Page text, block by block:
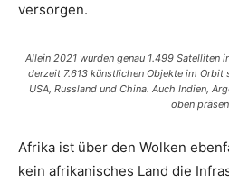
versorgen.
Allein 2021 wurden genau 1.499 Satelliten
derzeit 7.613 künstlichen Objekte im Orbit
USA, Russland und China. Auch Indien,
oben
Afrika ist über den Wolken
kein afrikanisches Land die